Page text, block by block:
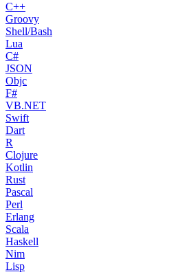
C++
Groovy
Shell/Bash
Lua
C#
JSON
Objc
F#
VB.NET
Swift
Dart
R
Clojure
Kotlin
Rust
Pascal
Perl
Erlang
Scala
Haskell
Nim
Lisp